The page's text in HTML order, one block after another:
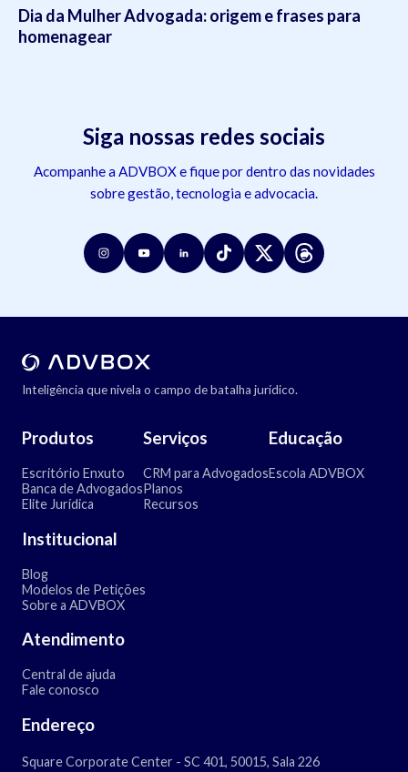
Dia da Mulher Advogada: origem e frases para
homenagear
Siga nossas redes sociais
Acompanhe a ADVBOX e fique por dentro das novidades
sobre gestão, tecnologia e advocacia.
Inteligência que nivela o campo de batalha jurídico.
Produtos
Escritório Enxuto
Banca de Advogados
Elite Jurídica
Serviços
CRM para Advogados
Planos
Recursos
Educação
Escola ADVBOX
Institucional
Blog
Modelos de Petições
Sobre a ADVBOX
Atendimento
Central de ajuda
Fale conosco
Endereço
Square Corporate Center - SC 401, 50015, Sala 226